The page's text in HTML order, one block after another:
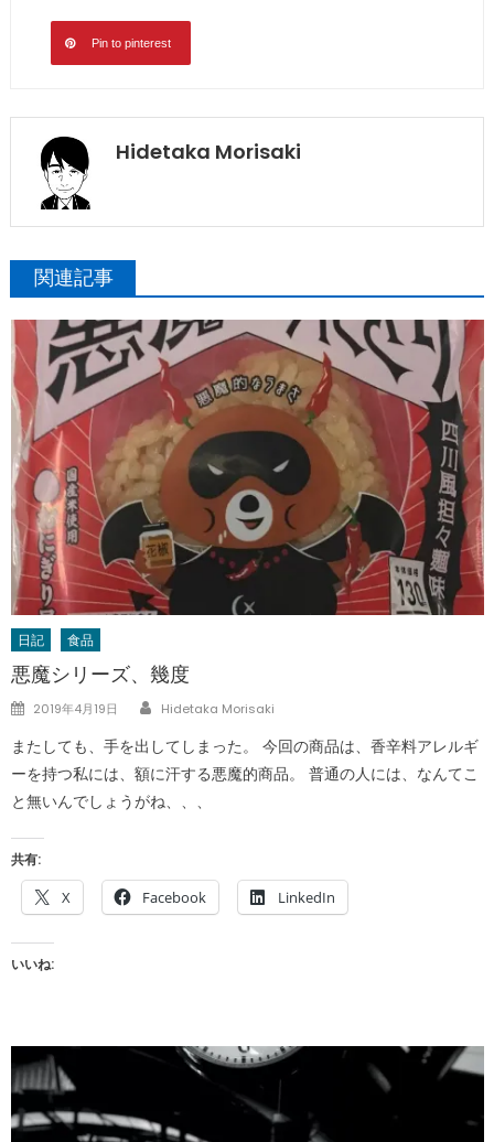
Pin to pinterest
Hidetaka Morisaki
関連記事
日記 食品
悪魔シリーズ、幾度
Posted
2019年4月19日 Author
Hidetaka Morisaki
またしても、手を出してしまった。 今回の商品は、香辛料アレルギ
ーを持つ私には、額に汗する悪魔的商品。 普通の人には、なんてこ
と無いんでしょうがね、、、
共有:
X Facebook LinkedIn
いいね: